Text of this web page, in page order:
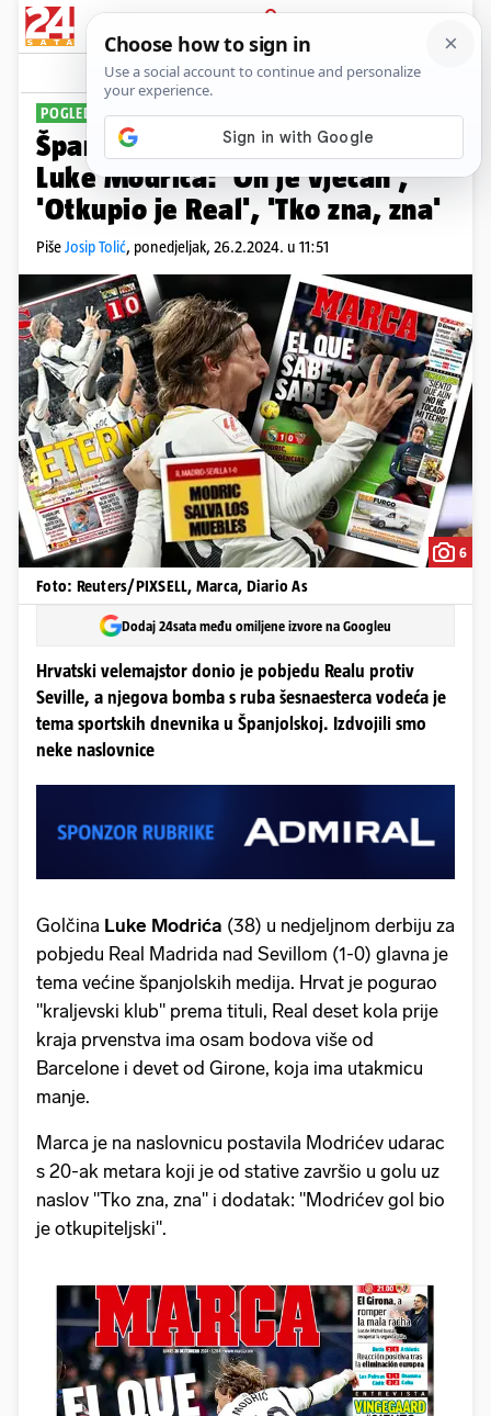
PRIJAVA
Sport Komentari
POGLEDAJTE NASLOVNICE
Španjolci se natječu oko hvale
Luke Modrića: 'On je vječan',
'Otkupio je Real', 'Tko zna, zna'
PišeJosip Tolić, ponedjeljak, 26.2.2024. u 11:51
6
Foto: Reuters/PIXSELL, Marca, Diario As
Dodaj 24sata među omiljene izvore na Googleu
Hrvatski velemajstor donio je pobjedu Realu protiv
Seville, a njegova bomba s ruba šesnaesterca vodeća je
tema sportskih dnevnika u Španjolskoj. Izdvojili smo
neke naslovnice
Golčina Luke Modrića (38) u nedjeljnom derbiju za
pobjedu Real Madrida nad Sevillom (1-0) glavna je
tema većine španjolskih medija. Hrvat je pogurao
"kraljevski klub" prema tituli, Real deset kola prije
kraja prvenstva ima osam bodova više od
Barcelone i devet od Girone, koja ima utakmicu
manje.
Marca je na naslovnicu postavila Modrićev udarac
s 20-ak metara koji je od stative završio u golu uz
naslov "Tko zna, zna" i dodatak: "Modrićev gol bio
je otkupiteljski".